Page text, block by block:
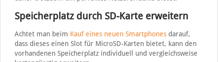
Speicherplatz durch SD-Karte erweitern
Achtet man beim Kauf eines neuen Smartphonesdarauf,
dass dieses einen Slot für MicroSD-Karten bietet, kann den
vorhandenen Speicherplatz individuell und vergleichsweise